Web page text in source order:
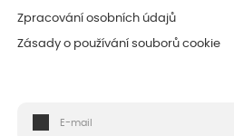
Zpracování osobních údajů
Zásady o používání souborů cookie